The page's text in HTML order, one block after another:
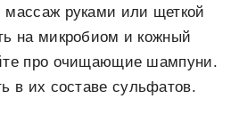
массаж руками или щеткой
на микробиом и кожный
про очищающие шампуни.
в их составе сульфатов.